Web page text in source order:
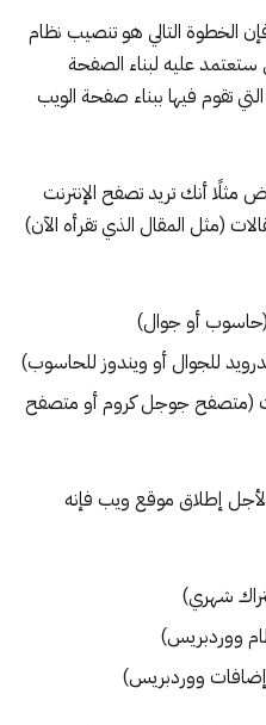
الخطوة التالي هو تنصيب نظام
عليه لبناء الصفحة
تقوم فيها ببناء صفحة الويب
مثلًا أنك تريد تصفح الإنترنت
(مثل المقال الذي تقرأه الآن)
(حاسوب أو جوال)
للجوال أو ويندوز للحاسوب)
(متصفح جوجل كروم أو متصفح
إطلاق موقع ويب فإنه
شهري)
ووردبريس)
ووردبريس)